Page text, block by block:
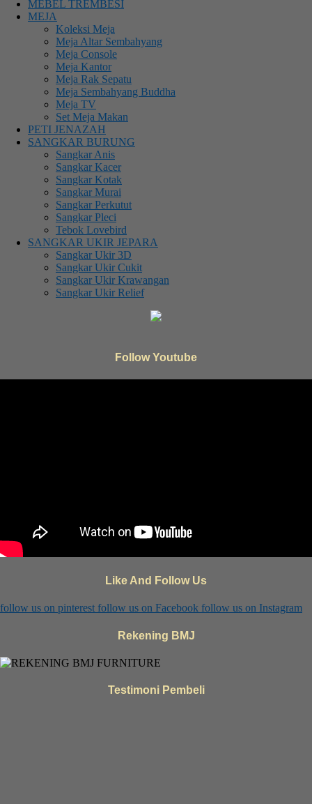
MEBEL TREMBESI
MEJA
Koleksi Meja
Meja Altar Sembahyang
Meja Console
Meja Kantor
Meja Rak Sepatu
Meja Sembahyang Buddha
Meja TV
Set Meja Makan
PETI JENAZAH
SANGKAR BURUNG
Sangkar Anis
Sangkar Kacer
Sangkar Kotak
Sangkar Murai
Sangkar Perkutut
Sangkar Pleci
Tebok Lovebird
SANGKAR UKIR JEPARA
Sangkar Ukir 3D
Sangkar Ukir Cukit
Sangkar Ukir Krawangan
Sangkar Ukir Relief
Follow Youtube
Like And Follow Us
follow us on pinterest follow us on Facebook follow us on Instagram
Rekening BMJ
Testimoni Pembeli